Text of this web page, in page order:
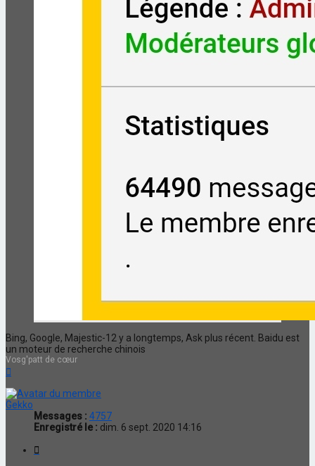
Bing, Google, Majestic-12 y a longtemps, Ask plus récent. Baidu est
un moteur de recherche chinois
Vosg'patt de cœur
Gekko
Messages : 4757
Enregistré le : dim. 6 sept. 2020 14:16